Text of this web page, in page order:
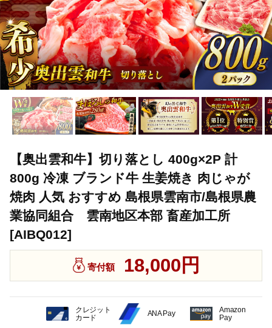
【奥出雲和牛】切り落とし 400g×2P 計
800g 冷凍 ブランド牛 生姜焼き 肉じゃが
焼肉 人気 おすすめ 島根県雲南市/島根県農
業協同組合 雲南地区本部 畜産加工所
[AIBQ012]
寄付額 18,000円
クレジット
カード
ANA Pay
Amazon
Pay